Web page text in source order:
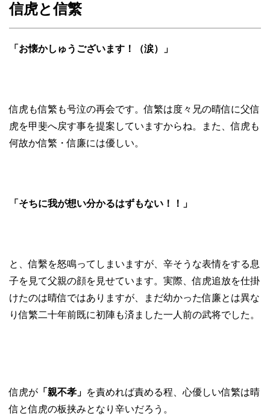
信虎と信繁
「お懐かしゅうございます！（涙）」
信虎も信繁も号泣の再会です。信繁は度々兄の晴信に父信
虎を甲斐へ戻す事を提案していますからね。また、信虎も
何故か信繁・信廉には優しい。
「そちに我が想い分かるはずもない！！」
と、信繫を怒鳴ってしまいますが、辛そうな表情をする息
子を見て父親の顔を見せています。実際、信虎追放を仕掛
けたのは晴信ではありますが、まだ幼かった信廉とは異な
り信繁二十年前既に初陣も済ました一人前の武将でした。
信虎が 「親不孝」 を責めれば責める程、心優しい信繁は晴
信と信虎の板挟みとなり辛いだろう。